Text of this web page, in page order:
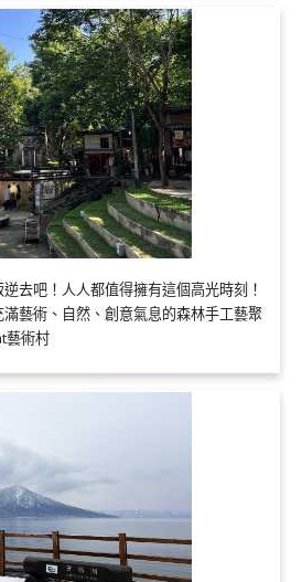
去吧！人人都值得擁有這個高光時刻！
藝術、自然、創意氣息的森林手工藝聚
藝術村